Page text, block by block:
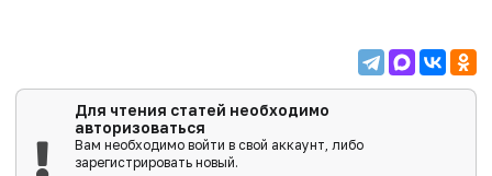
Для чтения статей необходимо
авторизоваться
Вам необходимо войти в свой аккаунт, либо
зарегистрировать новый.